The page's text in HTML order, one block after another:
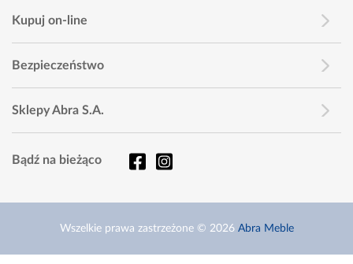
Kupuj on-line
Bezpieczeństwo
Sklepy Abra S.A.
Bądź na bieżąco
Wszelkie prawa zastrzeżone © 2026 Abra Meble